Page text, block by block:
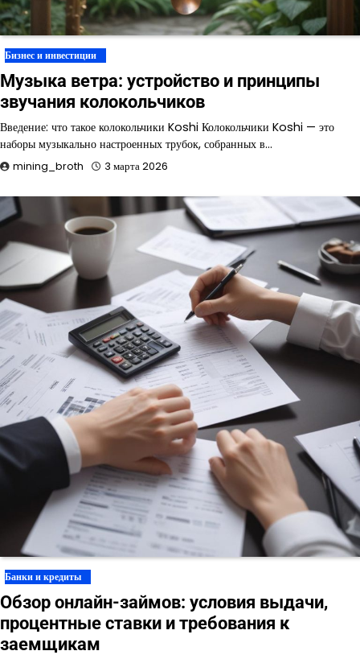
Бизнес и инвестиции
Музыка ветра: устройство и принципы
звучания колокольчиков
Введение: что такое колокольчики Koshi Колокольчики Koshi — это
наборы музыкально настроенных трубок, собранных в…
mining_broth 3 марта 2026
Банки и кредиты
Обзор онлайн-займов: условия выдачи,
процентные ставки и требования к
заемщикам